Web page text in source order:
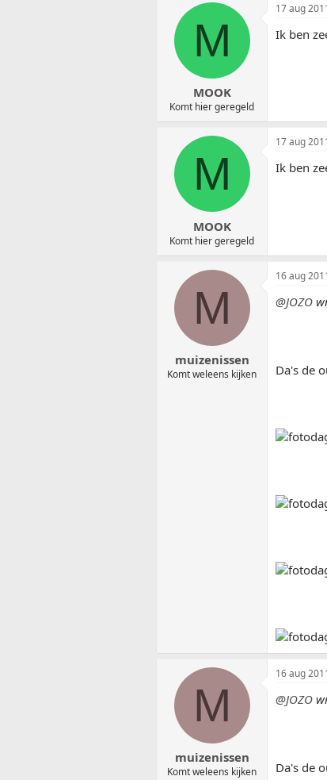
M
MOOK
Komt hier geregeld
17 aug
Ik ben
M
MOOK
Komt hier geregeld
17 aug
Ik ben
M
muizenissen
Komt weleens kijken
16 aug
@JOZO
Da's de
M
muizenissen
Komt weleens kijken
16 aug
@JOZO
Da's de